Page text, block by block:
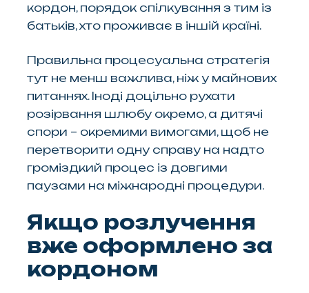
кордон, порядок спілкування з тим із
батьків, хто проживає в іншій країні.
Правильна процесуальна стратегія
тут не менш важлива, ніж у майнових
питаннях. Іноді доцільно рухати
розірвання шлюбу окремо, а дитячі
спори – окремими вимогами, щоб не
перетворити одну справу на надто
громіздкий процес із довгими
паузами на міжнародні процедури.
Якщо розлучення
вже оформлено за
кордоном